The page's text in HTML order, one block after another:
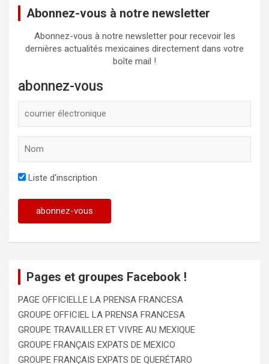
Abonnez-vous à notre newsletter
Abonnez-vous à notre newsletter pour recevoir les
dernières actualités mexicaines directement dans votre
boîte mail !
abonnez-vous
Liste d'inscription
Pages et groupes Facebook !
PAGE OFFICIELLE LA PRENSA FRANCESA
GROUPE OFFICIEL LA PRENSA FRANCESA
GROUPE TRAVAILLER ET VIVRE AU MEXIQUE
GROUPE FRANÇAIS EXPATS DE MEXICO
GROUPE FRANÇAIS EXPATS DE QUERÉTARO